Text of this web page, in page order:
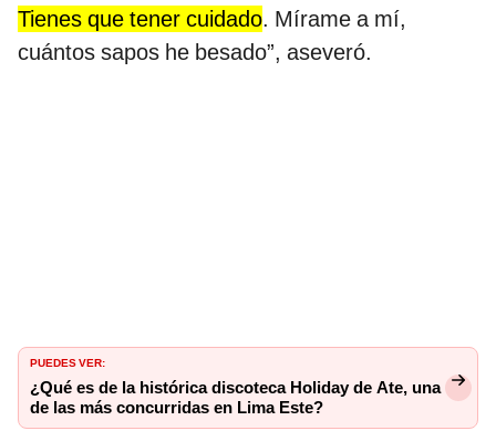
Tienes que tener cuidado. Mírame a mí,
cuántos sapos he besado”, aseveró.
PUEDES VER:
¿Qué es de la histórica discoteca Holiday de Ate, una
de las más concurridas en Lima Este?